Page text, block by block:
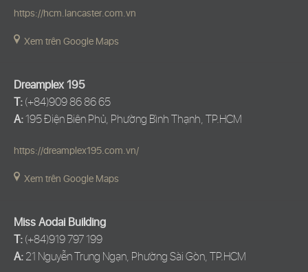
https://hcm.lancaster.com.vn
Xem trên Google Maps
Dreamplex 195
T:(+84)909 86 86 65
A:195 Điện Biên Phủ, Phường Bình Thạnh, TP.HCM
https://dreamplex195.com.vn/
Xem trên Google Maps
Miss Aodai Building
T:(+84)919 797 199
A:21 Nguyễn Trung Ngạn, Phường Sài Gòn, TP.HCM